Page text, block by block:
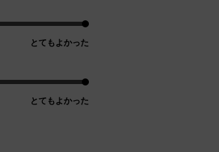
とてもよかった
とてもよかった